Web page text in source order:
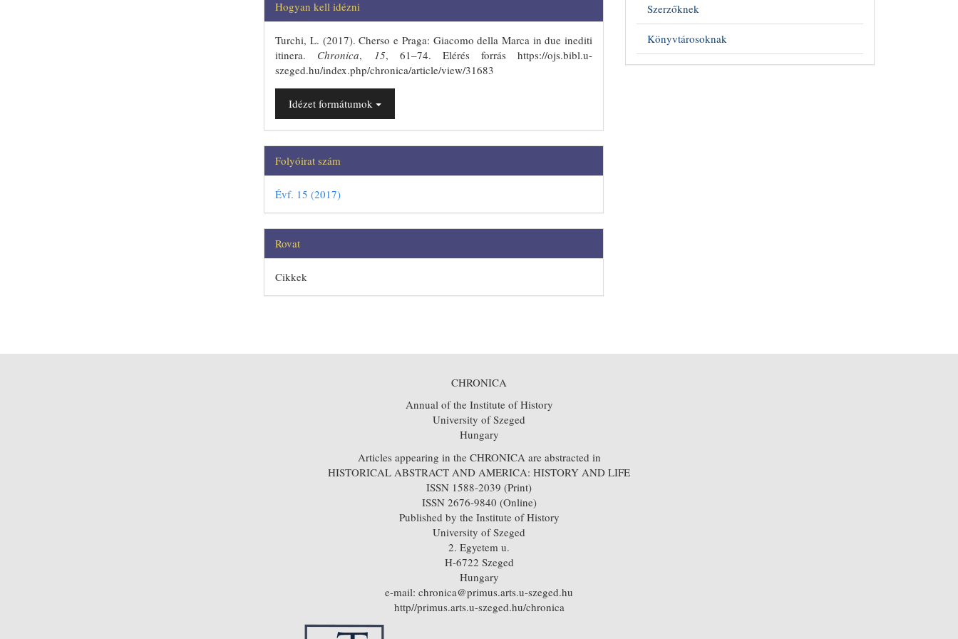
Hogyan kell idézni
Turchi, L. (2017). Cherso e Praga: Giacomo della Marca in due inediti
itinera. Chronica, 15, 61–74. Elérés forrás https://ojs.bibl.u-
szeged.hu/index.php/chronica/article/view/31683
Idézet formátumok
Folyóirat szám
Évf. 15 (2017)
Rovat
Cikkek
Szerzőknek
Könyvtárosoknak
CHRONICA
Annual of the Institute of History
University of Szeged
Hungary
Articles appearing in the CHRONICA are abstracted in
HISTORICAL ABSTRACT AND AMERICA: HISTORY AND LIFE
ISSN 1588-2039 (Print)
ISSN 2676-9840 (Online)
Published by the Institute of History
University of Szeged
2. Egyetem u.
H-6722 Szeged
Hungary
e-mail: chronica@primus.arts.u-szeged.hu
http//primus.arts.u-szeged.hu/chronica